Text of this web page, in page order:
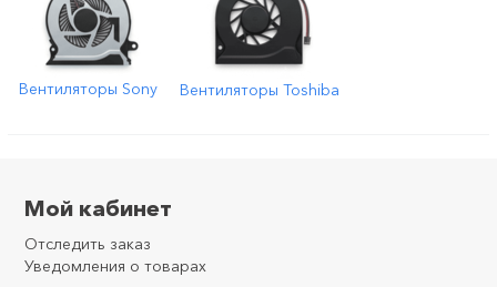
Вентиляторы Sony Вентиляторы Toshiba
Мой кабинет
Отследить заказ
Уведомления о товарах